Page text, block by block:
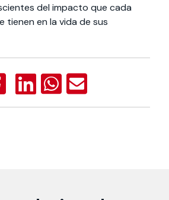
del impacto que cada
tienen en la vida de sus